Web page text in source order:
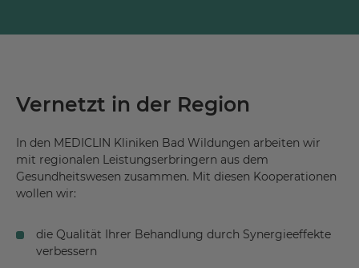
Vernetzt in der Region
In den MEDICLIN Kliniken Bad Wildungen arbeiten wir
mit regionalen Leistungserbringern aus dem
Gesundheitswesen zusammen. Mit diesen Kooperationen
wollen wir:
die Qualität Ihrer Behandlung durch Synergieeffekte
verbessern